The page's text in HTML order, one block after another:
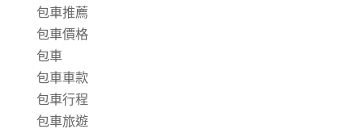
包車推薦
包車價格
包車
包車車款
包車行程
包車旅遊